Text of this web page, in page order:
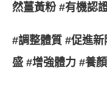
然薑黃粉 #有機認
#調整體質 #促進
盛 #增強體力 #養